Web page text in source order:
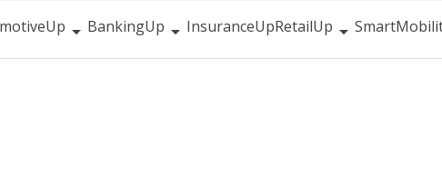
BankingUp InsuranceUpRetailUp